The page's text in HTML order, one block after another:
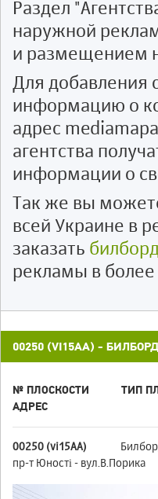
Раздел
наружной
и размещением
Для добавления
информацию о
адрес
агентства
информации о
Так же вы
всей Украине в
заказать
рекламы в
00250 (VI15АА) -
№ ПЛОСКОСТИ ТИП
АДРЕС
00250 (vi15АА)
пр-т Юності - вул.В.Порика